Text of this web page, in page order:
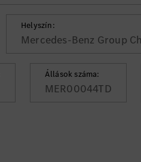
Helyszín:
Mercedes-Benz Group
Állások száma:
MER00044TD